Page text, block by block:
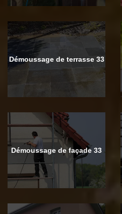
Démoussage de terrasse 33
Démoussage de façade 33